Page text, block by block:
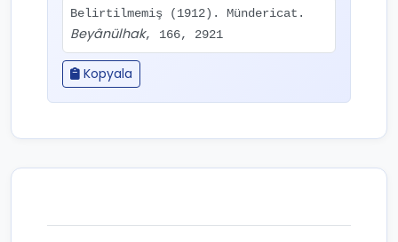
Belirtilmemiş (1912). Mündericat.
Beyânülhak, 166, 2921
Kopyala